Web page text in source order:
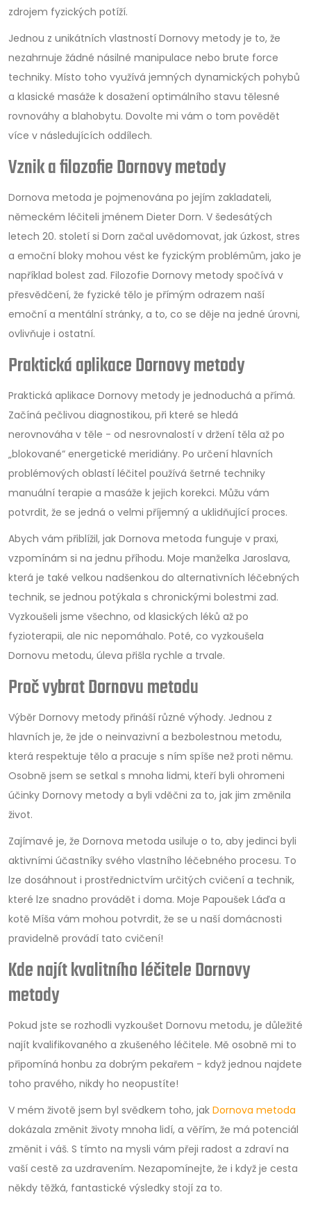
zdrojem fyzických potíží.
Jednou z unikátních vlastností Dornovy metody je to, že
nezahrnuje žádné násilné manipulace nebo brute force
techniky. Místo toho využívá jemných dynamických pohybů
a klasické masáže k dosažení optimálního stavu tělesné
rovnováhy a blahobytu. Dovolte mi vám o tom povědět
více v následujících oddílech.
Vznik a filozofie Dornovy metody
Dornova metoda je pojmenována po jejím zakladateli,
německém léčiteli jménem Dieter Dorn. V šedesátých
letech 20. století si Dorn začal uvědomovat, jak úzkost, stres
a emoční bloky mohou vést ke fyzickým problémům, jako je
například bolest zad. Filozofie Dornovy metody spočívá v
přesvědčení, že fyzické tělo je přímým odrazem naší
emoční a mentální stránky, a to, co se děje na jedné úrovni,
ovlivňuje i ostatní.
Praktická aplikace Dornovy metody
Praktická aplikace Dornovy metody je jednoduchá a přímá.
Začíná pečlivou diagnostikou, při které se hledá
nerovnováha v těle - od nesrovnalostí v držení těla až po
„blokované“ energetické meridiány. Po určení hlavních
problémových oblastí léčitel používá šetrné techniky
manuální terapie a masáže k jejich korekci. Můžu vám
potvrdit, že se jedná o velmi příjemný a uklidňující proces.
Abych vám přiblížil, jak Dornova metoda funguje v praxi,
vzpomínám si na jednu příhodu. Moje manželka Jaroslava,
která je také velkou nadšenkou do alternativních léčebných
technik, se jednou potýkala s chronickými bolestmi zad.
Vyzkoušeli jsme všechno, od klasických léků až po
fyzioterapii, ale nic nepomáhalo. Poté, co vyzkoušela
Dornovu metodu, úleva přišla rychle a trvale.
Proč vybrat Dornovu metodu
Výběr Dornovy metody přináší různé výhody. Jednou z
hlavních je, že jde o neinvazivní a bezbolestnou metodu,
která respektuje tělo a pracuje s ním spíše než proti němu.
Osobně jsem se setkal s mnoha lidmi, kteří byli ohromeni
účinky Dornovy metody a byli vděčni za to, jak jim změnila
život.
Zajímavé je, že Dornova metoda usiluje o to, aby jedinci byli
aktivními účastníky svého vlastního léčebného procesu. To
lze dosáhnout i prostřednictvím určitých cvičení a technik,
které lze snadno provádět i doma. Moje Papoušek Láďa a
kotě Míša vám mohou potvrdit, že se u naší domácnosti
pravidelně provádí tato cvičení!
Kde najít kvalitního léčitele Dornovy
metody
Pokud jste se rozhodli vyzkoušet Dornovu metodu, je důležité
najít kvalifikovaného a zkušeného léčitele. Mě osobně mi to
připomíná honbu za dobrým pekařem - když jednou najdete
toho pravého, nikdy ho neopustíte!
V mém životě jsem byl svědkem toho, jak Dornova metoda
dokázala změnit životy mnoha lidí, a věřím, že má potenciál
změnit i váš. S tímto na mysli vám přeji radost a zdraví na
vaší cestě za uzdravením. Nezapomínejte, že i když je cesta
někdy těžká, fantastické výsledky stojí za to.